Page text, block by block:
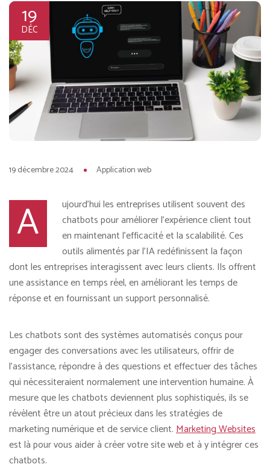
19
DÉC
19 décembre 2024 Application web
A
ujourd’hui les entreprises utilisent souvent des
chatbots pour améliorer l’expérience client tout
en maintenant l’efficacité et la scalabilité. Ces
outils alimentés par l’IA redéfinissent la façon
dont les entreprises interagissent avec leurs clients. Ils offrent
une assistance en temps réel, en améliorant les temps de
réponse et en fournissant un support personnalisé.
Les chatbots sont des systèmes automatisés conçus pour
engager des conversations avec les utilisateurs, offrir de
l’assistance, répondre à des questions et effectuer des tâches
qui nécessiteraient normalement une intervention humaine. À
mesure que les chatbots deviennent plus sophistiqués, ils se
révèlent être un atout précieux dans les stratégies de
marketing numérique et de service client.Marketing Websites
est là pour vous aider à créer votre site web et à y intégrer ces
chatbots.